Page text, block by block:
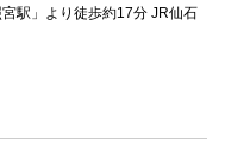
駅」より徒歩約17分 JR仙石